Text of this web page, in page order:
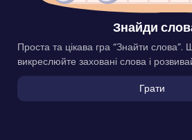
Знайди
Проста та цікава гра “Знайти слова”.
викреслюйте заховані слова і
Грати